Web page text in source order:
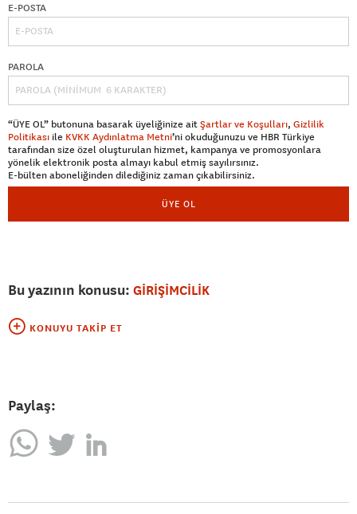
E-POSTA
PAROLA
“ÜYE OL” butonuna basarak üyeliğinize aitŞartlar ve Koşulları, Gizlilik
Politikası ile KVKK Aydınlatma Metni’ni okuduğunuzu ve HBR Türkiye
tarafından size özel oluşturulan hizmet, kampanya ve promosyonlara
yönelik elektronik posta almayı kabul etmiş sayılırsınız.
E-bülten aboneliğinden dilediğiniz zaman çıkabilirsiniz.
ÜYE OL
Bu yazının konusu: GİRİŞİMCİLİK
KONUYU TAKIP ET
Paylaş: